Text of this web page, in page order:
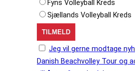
Fyns Volleyball Kreds
Sjællands Volleyball Kreds
Jeg vil gerne modtage
Danish Beachvolley Tour og